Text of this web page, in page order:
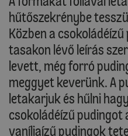
hűtőszekrénybe
Közben a
tasakon lévő leírás
levett, még forró
meggyet keverünk. A
letakarjuk és hűlni
csokoládéízű
vaníliaízű pudingok